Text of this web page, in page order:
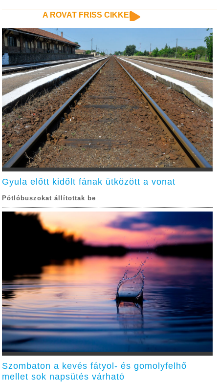
A ROVAT FRISS CIKKEI
Gyula előtt kidőlt fának ütközött a vonat
Pótlóbuszokat állítottak be
Szombaton a kevés fátyol- és gomolyfelhő
mellet sok napsütés várható